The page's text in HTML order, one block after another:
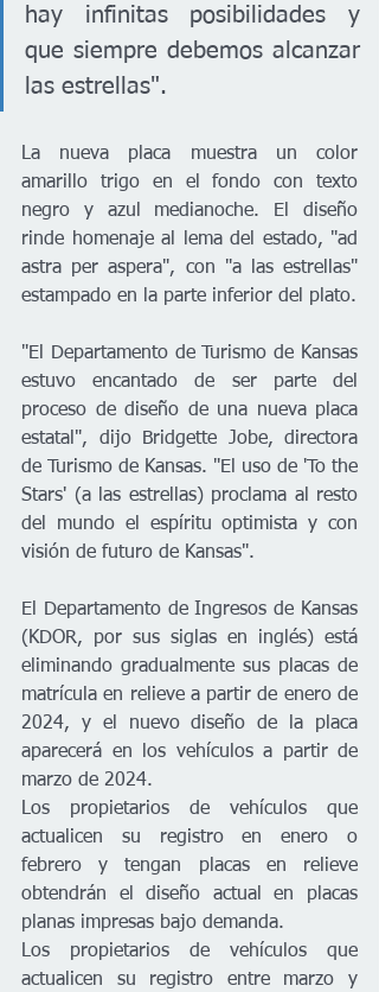
hay infinitas posibilidades y
que siempre debemos alcanzar
las estrellas".
La nueva placa muestra un color
amarillo trigo en el fondo con texto
negro y azul medianoche. El diseño
rinde homenaje al lema del estado, "ad
astra per aspera", con "a las estrellas"
estampado en la parte inferior del plato.
"El Departamento de Turismo de Kansas
estuvo encantado de ser parte del
proceso de diseño de una nueva placa
estatal", dijo Bridgette Jobe, directora
de Turismo de Kansas. "El uso de 'To the
Stars' (a las estrellas) proclama al resto
del mundo el espíritu optimista y con
visión de futuro de Kansas".
El Departamento de Ingresos de Kansas
(KDOR, por sus siglas en inglés) está
eliminando gradualmente sus placas de
matrícula en relieve a partir de enero de
2024, y el nuevo diseño de la placa
aparecerá en los vehículos a partir de
marzo de 2024.
Los propietarios de vehículos que
actualicen su registro en enero o
febrero y tengan placas en relieve
obtendrán el diseño actual en placas
planas impresas bajo demanda.
Los propietarios de vehículos que
actualicen su registro entre marzo y